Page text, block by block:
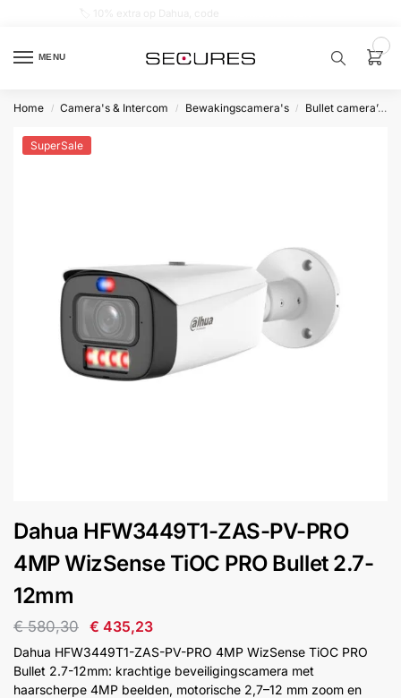
MENU
product…
Alarm
samenstellen
Alarm
&
Intercom
Branddetectie
Inbraakbeveiliging
Home / Camera's & Intercom / Bewakingscamera's / Bullet camera’s
SuperSale
Dahua HFW3449T1-ZAS-PV-PRO
4MP WizSense TiOC PRO Bullet 2.7-
12mm
€580,30 € 435,23
Dahua HFW3449T1-ZAS-PV-PRO 4MP WizSense TiOC PRO
Bullet 2.7-12mm: krachtige beveiligingscamera met
haarscherpe 4MP beelden, motorische 2,7–12 mm zoom en